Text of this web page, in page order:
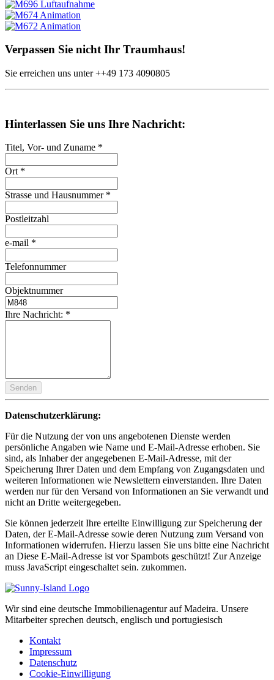
Verpassen Sie nicht Ihr Traumhaus!
Sie erreichen uns unter++49 173 4090805
Hinterlassen Sie uns Ihre Nachricht:
Titel, Vor- und Zuname *
Ort *
Strasse und Hausnummer *
Postleitzahl
e-mail *
Telefonnummer
Objektnummer
Ihre Nachricht: *
Senden
Datenschutzerklärung:
Für die Nutzung der von uns angebotenen Dienste werden
persönliche Angaben wie Name und E-Mail-Adresse erhoben. Sie
sind, als Inhaber der angegebenen E-Mail-Adresse, mit der
Speicherung Ihrer Daten und dem Empfang von Zugangsdaten und
weiteren Informationen wie Newslettern einverstanden. Ihre Daten
werden nur für den Versand von Informationen an Sie verwandt und
nicht an Dritte weitergegeben.
Sie können jederzeit Ihre erteilte Einwilligung zur Speicherung der
Daten, der E-Mail-Adresse sowie deren Nutzung zum Versand von
Informationen widerrufen. Hierzu lassen Sie uns bitte eine Nachricht
an Diese E-Mail-Adresse ist vor Spambots geschützt! Zur Anzeige
muss JavaScript eingeschaltet sein. zukommen.
Wir sind eine deutsche Immobilienagentur auf Madeira. Unsere
Mitarbeiter sprechen deutsch, englisch und portugiesisch
Kontakt
Impressum
Datenschutz
Cookie-Einwilligung